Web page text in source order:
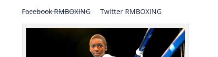
Facebook RMBOXING
Twitter RMBOXING